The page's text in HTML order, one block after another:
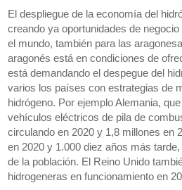
El despliegue de la economía del
creando ya oportunidades de
el mundo, también para las
aragonés está en condiciones de
está demandando el despegue del
varios los países con estrategias de
hidrógeno. Por ejemplo Alemania,
vehículos eléctricos de pila de
circulando en 2020 y 1,8 millones en
en 2020 y 1.000 diez años más
de la población. El Reino Unido
hidrogeneras en funcionamiento en